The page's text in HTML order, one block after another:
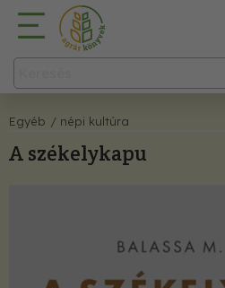
Egyéb / népi kultúra
A székelykapu